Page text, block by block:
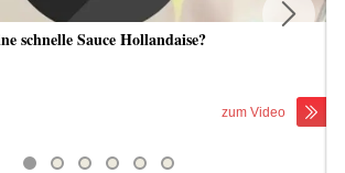
schnelle Sauce Hollandaise?
zum Video